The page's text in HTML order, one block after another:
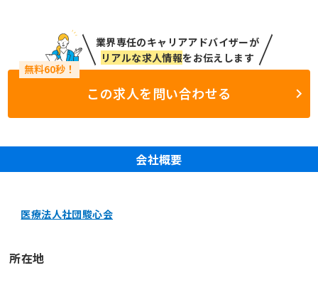
業界専任のキャリアアドバイザーが
リアルな求人情報をお伝えします
この求人を問い合わせる
会社概要
医療法人社団駿心会
所在地